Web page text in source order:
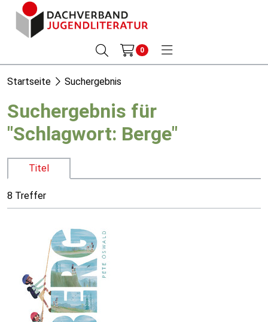
0
Startseite Suchergebnis
Suchergebnis für
"Schlagwort: Berge"
Titel
8 Treffer